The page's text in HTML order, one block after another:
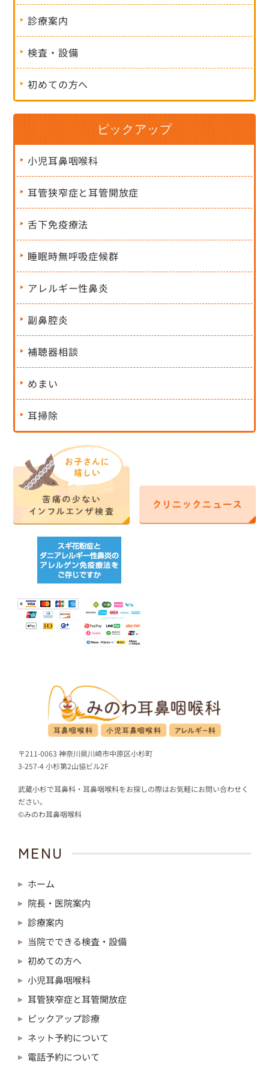
診療案内
検査・設備
初めての方へ
ピックアップ
小児耳鼻咽喉科
耳管狭窄症と耳管開放症
舌下免疫療法
睡眠時無呼吸症候群
アレルギー性鼻炎
副鼻腔炎
補聴器相談
めまい
耳掃除
〒211-0063 神奈川県川崎市中原区小杉町
3-257-4 小杉第2山協ビル2F
武蔵小杉で耳鼻科・耳鼻咽喉科をお探しの際はお気軽にお問い合わせく
ださい。
©みのわ耳鼻咽喉科
MENU
ホーム
院長・医院案内
診療案内
当院でできる検査・設備
初めての方へ
小児耳鼻咽喉科
耳管狭窄症と耳管開放症
ピックアップ診療
ネット予約について
電話予約について